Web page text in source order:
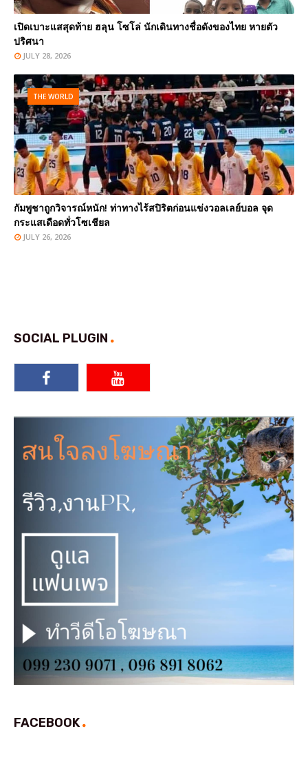
เปิดเบาะแสสุดท้าย ฮลุน โซโล่ นักเดินทางชื่อดังของไทย หายตัว
ปริศนา
JULY 28, 2026
THE WORLD
กัมพูชาถูกวิจารณ์หนัก! ท่าทางไร้สปิริตก่อนแข่งวอลเลย์บอล จุด
กระแสเดือดทั่วโซเชียล
JULY 26, 2026
SOCIAL PLUGIN
FACEBOOK